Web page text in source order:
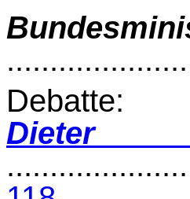
Debatte: